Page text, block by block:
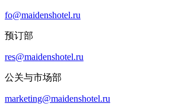
fo@maidenshotel.ru
预订部
res@maidenshotel.ru
公关与市场部
marketing@maidenshotel.ru